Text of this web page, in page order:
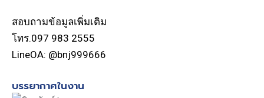
สอบถามข้อมูลเพิ่มเติม
โทร.097 983 2555
LineOA: @bnj999666
บรรยากาศในงาน